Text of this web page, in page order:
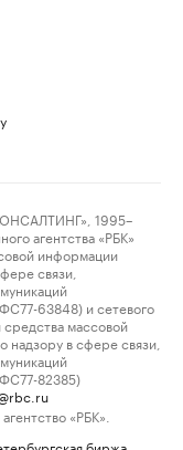
1995–
агентства «РБК»
информации
связи,
63848) и сетевого
средства массовой
в сфере связи,
82385)
«РБК».